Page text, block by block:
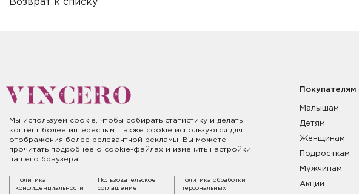
Возврат к списку
Мы используем cookie, чтобы собирать статистику и делать
контент более интересным. Также cookie используются для
отображения более релевантной рекламы. Вы можете
прочитать подробнее о cookie-файлах и изменить настройки
вашего браузера.
Политика
конфиденциальности
Пользовательское
соглашение
Политика обработки
персональных
Покупателям
Малышам
Детям
Женщинам
Подросткам
Мужчинам
Акции